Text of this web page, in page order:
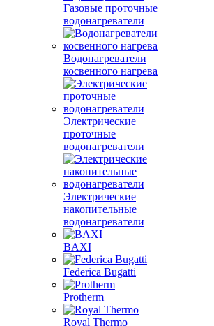
Газовые проточные
водонагреватели
Водонагреватели
косвенного нагрева
Электрические
проточные
водонагреватели
Электрические
накопительные
водонагреватели
BAXI
Federica Bugatti
Protherm
Royal Thermo